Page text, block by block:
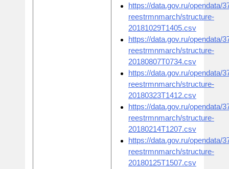
https://data.gov.ru/opendata/
reestrmnmarch/structure-
20181029T1405.csv
https://data.gov.ru/opendata/
reestrmnmarch/structure-
20180807T0734.csv
https://data.gov.ru/opendata/
reestrmnmarch/structure-
20180323T1412.csv
https://data.gov.ru/opendata/
reestrmnmarch/structure-
20180214T1207.csv
https://data.gov.ru/opendata/
reestrmnmarch/structure-
20180125T1507.csv